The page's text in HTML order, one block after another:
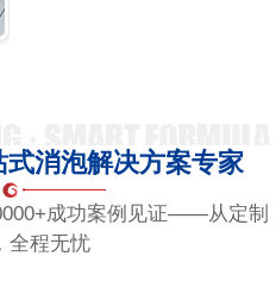
式消泡解决方案专家
成功案例见证——从定制
全程无忧